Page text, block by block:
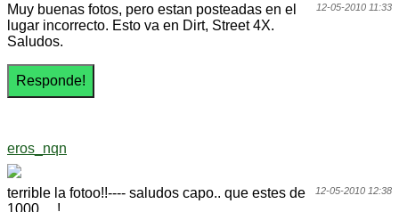
12-05-2010 11:33
Muy buenas fotos, pero estan posteadas en el
lugar incorrecto. Esto va en Dirt, Street 4X.
Saludos.
eros_nqn
12-05-2010 12:38
terrible la fotoo!!---- saludos capo.. que estes de
1000.... !